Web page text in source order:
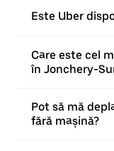
Este Uber
Care este cel
în Jonchery-
Pot să mă
fără mașină?